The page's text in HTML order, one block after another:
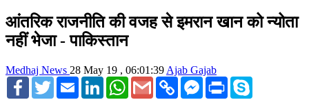
आंतरिक राजनीति की वजह से इमरान खान को न्योता
नहीं भेजा - पाकिस्तान
Medhaj News 28 May 19 , 06:01:39 Ajab Gajab
Facebook
TwitterEmail LinkedInWhatsApp
Gmail Copy
Link
Facebook
Messenger
Print